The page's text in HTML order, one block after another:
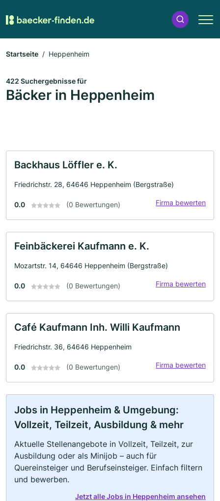
Startseite Heppenheim
422 Suchergebnisse für
Bäcker in Heppenheim
Backhaus Löffler e. K.
Friedrichstr. 28, 64646 Heppenheim (Bergstraße)
0.0 (0 Bewertungen) Firma bewerten
Feinbäckerei Kaufmann e. K.
Mozartstr. 14, 64646 Heppenheim (Bergstraße)
0.0 (0 Bewertungen) Firma bewerten
Café Kaufmann Inh. Willi Kaufmann
Friedrichstr. 36, 64646 Heppenheim
0.0 (0 Bewertungen) Firma bewerten
Jobs in Heppenheim & Umgebung:
Vollzeit, Teilzeit, Ausbildung & mehr
Aktuelle Stellenangebote in Vollzeit, Teilzeit, zur
Ausbildung oder als Minijob – auch für
Quereinsteiger und Berufseinsteiger. Einfach filtern
und bewerben.
Jetzt alle Jobs in Heppenheim ansehen